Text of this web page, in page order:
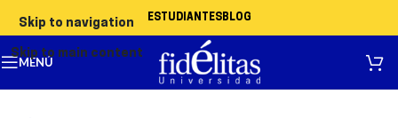
Skip to navigation
Skip to main content
ESTUDIANTESBLOG
MENÚ